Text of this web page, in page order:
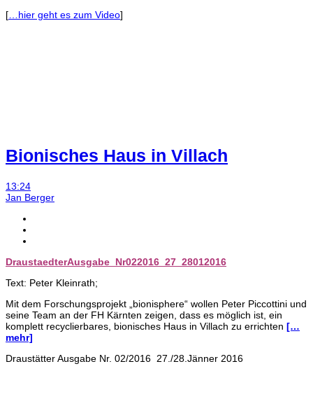
[ …hier geht es zum Video]
Bionisches Haus in Villach
13:24
Jan Berger
DraustaedterAusgabe_Nr022016_27_28012016
Text: Peter Kleinrath;
Mit dem Forschungsprojekt „bionisphere“ wollen Peter Piccottini und
seine Team an der FH Kärnten zeigen, dass es möglich ist, ein
komplett recyclierbares, bionisches Haus in Villach zu errichten […
mehr]
Draustätter Ausgabe Nr. 02/2016 27./28.Jänner 2016